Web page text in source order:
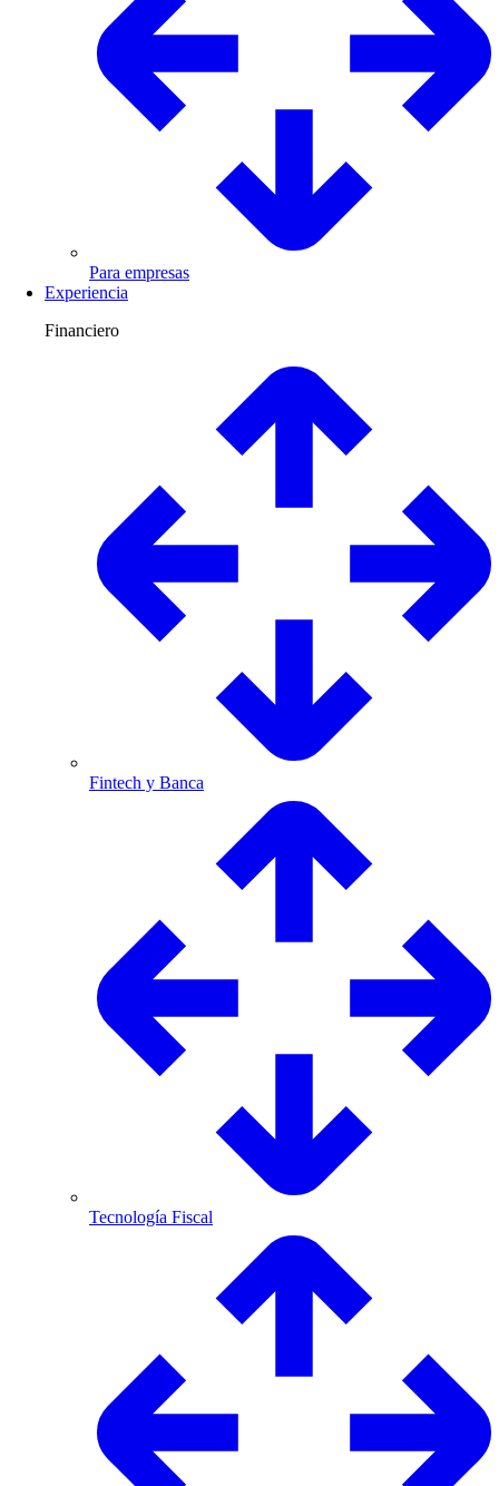
Para empresas
Experiencia
Financiero
Fintech y Banca
Tecnología Fiscal